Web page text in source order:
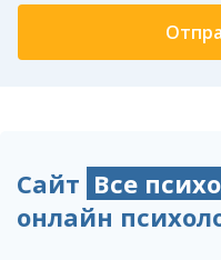
Сайт Все
онлайн